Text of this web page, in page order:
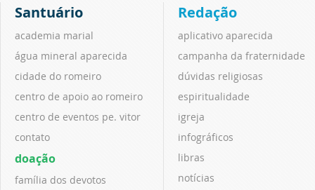
Santuário
academia marial
água mineral aparecida
cidade do romeiro
centro de apoio ao romeiro
centro de eventos pe. vitor
contato
doação
família dos devotos
Redação
aplicativo aparecida
campanha da fraternidade
dúvidas religiosas
espiritualidade
igreja
infográficos
libras
notícias